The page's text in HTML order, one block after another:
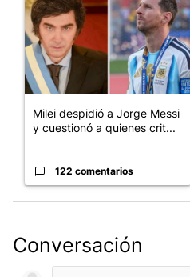
Milei despidió a Jorge Messi
y cuestionó a quienes crit...
122 comentarios
Conversación